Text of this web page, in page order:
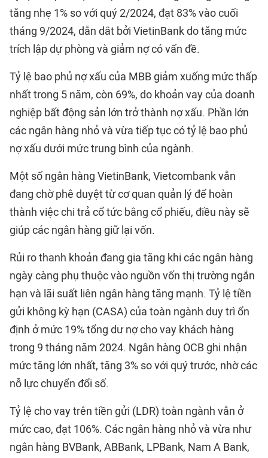
tăng nhẹ 1% so với quý 2/2024, đạt 83% vào cuối
tháng 9/2024, dẫn dắt bởi VietinBank do tăng mức
trích lập dự phòng và giảm nợ có vấn đề.
Tỷ lệ bao phủ nợ xấu của MBB giảm xuống mức thấp
nhất trong 5 năm, còn 69%, do khoản vay của doanh
nghiệp bất động sản lớn trở thành nợ xấu. Phần lớn
các ngân hàng nhỏ và vừa tiếp tục có tỷ lệ bao phủ
nợ xấu dưới mức trung bình của ngành.
Một số ngân hàng VietinBank, Vietcombank vẫn
đang chờ phê duyệt từ cơ quan quản lý để hoàn
thành việc chi trả cổ tức bằng cổ phiếu, điều này sẽ
giúp các ngân hàng giữ lại vốn.
Rủi ro thanh khoản đang gia tăng khi các ngân hàng
ngày càng phụ thuộc vào nguồn vốn thị trường ngắn
hạn và lãi suất liên ngân hàng tăng mạnh. Tỷ lệ tiền
gửi không kỳ hạn (CASA) của toàn ngành duy trì ổn
định ở mức 19% tổng dư nợ cho vay khách hàng
trong 9 tháng năm 2024. Ngân hàng OCB ghi nhận
mức tăng lớn nhất, tăng 3% so với quý trước, nhờ các
nỗ lực chuyển đổi số.
Tỷ lệ cho vay trên tiền gửi (LDR) toàn ngành vẫn ở
mức cao, đạt 106%. Các ngân hàng nhỏ và vừa như
ngân hàng BVBank, ABBank, LPBank, Nam A Bank,